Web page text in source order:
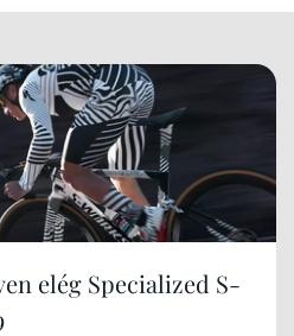
elég Specialized S-